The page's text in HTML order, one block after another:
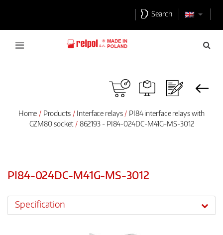
Search
Home Products Interface relays
PI84 interface relays with
GZM80 socket
862193 - PI84-024DC-M41G-MS-3012
PI84-024DC-M41G-MS-3012
Specification